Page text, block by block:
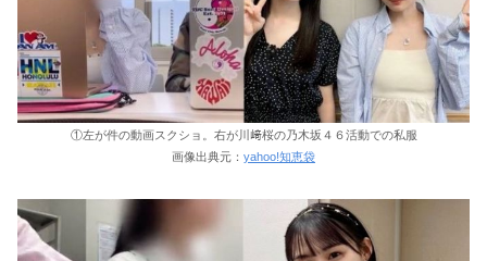
①左が件の動画スクショ。右が川﨑桜の乃木坂４６活動での私服
画像出典元： yahoo!知恵袋